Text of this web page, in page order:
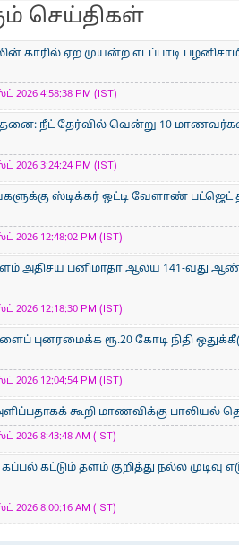
செய்திகள்
காரில் ஏற முயன்ற எடப்பாடி
4:58:38 PM (IST)
நீட் தேர்வில் வென்று 10 மாணவர்கள்
3:24:24 PM (IST)
ஸ்டிக்கர் ஒட்டி வேளாண் பட்ஜெட்
12:48:02 PM (IST)
அதிசய பனிமாதா ஆலய 141-வது
12:18:30 PM (IST)
புனரமைக்க ரூ.20 கோடி நிதி
12:04:54 PM (IST)
கூறி மாணவிக்கு
8:43:48 AM (IST)
கப்பல் கட்டும் தளம் குறித்து நல்ல
8:00:16 AM (IST)